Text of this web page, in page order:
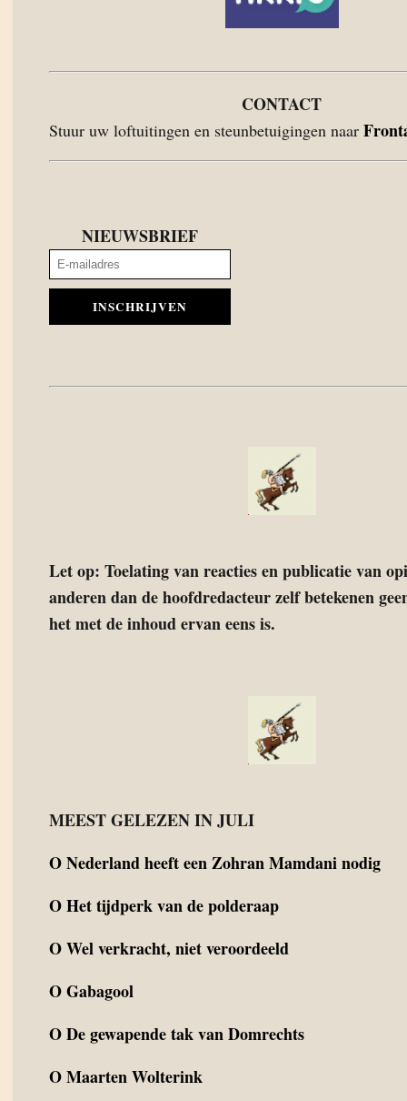
CONTACT
Stuur uw loftuitingen en steunbetuigingen naar
NIEUWSBRIEF
INSCHRIJVEN
Let op: Toelating van reacties en publicatie van
anderen dan de hoofdredacteur zelf betekenen
het met de inhoud ervan eens is.
MEEST GELEZEN IN JULI
ONederland heeft een Zohran Mamdani nodig
OHet tijdperk van de polderaap
OWel verkracht, niet veroordeeld
OGabagool
ODe gewapende tak van Domrechts
OMaarten Wolterink